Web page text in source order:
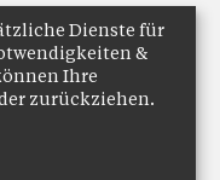
Dienste für
&
Ihre
zurückziehen.